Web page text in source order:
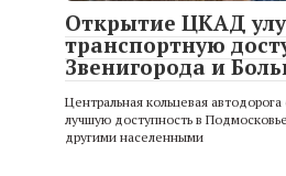
Открытие ЦКАД
транспортную
Звенигорода и
Центральная кольцевая
лучшую доступность в
другими населенными